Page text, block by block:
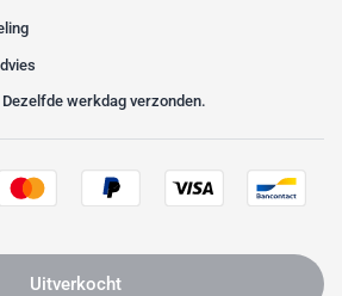
werkdag verzonden.
Uitverkocht